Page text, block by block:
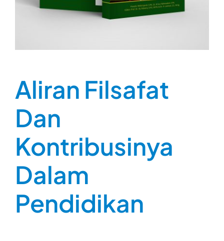
Aliran Filsafat
Dan
Kontribusinya
Dalam
Pendidikan